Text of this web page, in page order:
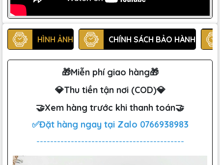
HÌNH ẢNH CHÍNH SÁCH BẢO HÀNH
🎁Miễn phí giao hàng🎁
💎Thu tiền tận nơi (COD)💎
🤝Xem hàng trước khi thanh toán🤝
✅Đặt hàng ngay tại Zalo 0766938983
-------------------------------------------